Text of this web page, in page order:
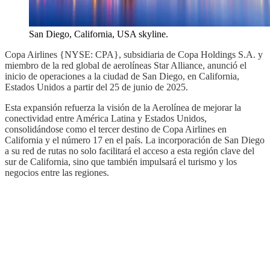
San Diego, California, USA skyline.
Copa Airlines {NYSE: CPA}, subsidiaria de Copa Holdings S.A. y
miembro de la red global de aerolíneas Star Alliance, anunció el
inicio de operaciones a la ciudad de San Diego, en California,
Estados Unidos a partir del 25 de junio de 2025.
Esta expansión refuerza la visión de la Aerolínea de mejorar la
conectividad entre América Latina y Estados Unidos,
consolidándose como el tercer destino de Copa Airlines en
California y el número 17 en el país. La incorporación de San Diego
a su red de rutas no solo facilitará el acceso a esta región clave del
sur de California, sino que también impulsará el turismo y los
negocios entre las regiones.